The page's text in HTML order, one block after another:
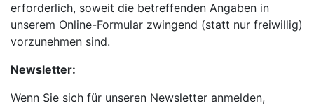
erforderlich, soweit die betreffenden Angaben in
unserem Online-Formular zwingend (statt nur freiwillig)
vorzunehmen sind.
Newsletter:
Wenn Sie sich für unseren Newsletter anmelden,